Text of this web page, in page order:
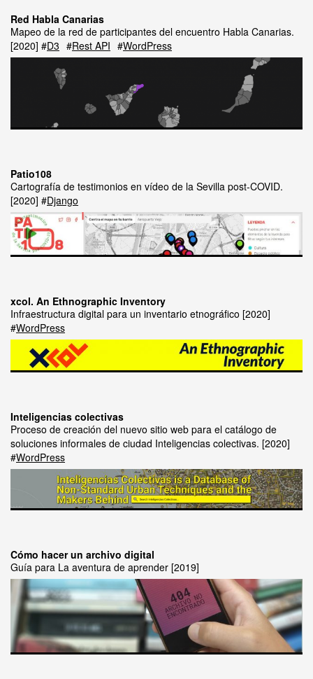
Red Habla Canarias
Mapeo de la red de participantes del encuentro Habla Canarias.
2020
D3 Rest API WordPress
Patio108
Cartografía de testimonios en vídeo de la Sevilla post-COVID.
2020
Django
xcol. An Ethnographic Inventory
Infraestructura digital para un inventario etnográfico 2020
WordPress
Inteligencias colectivas
Proceso de creación del nuevo sitio web para el catálogo de
soluciones informales de ciudad Inteligencias colectivas. 2020
WordPress
Cómo hacer un archivo digital
Guía para La aventura de aprender 2019